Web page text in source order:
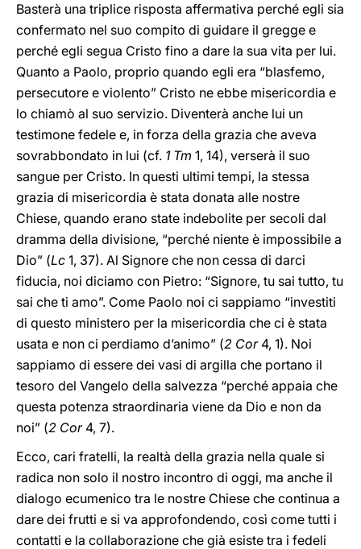
Basterà una triplice risposta affermativa perché egli sia
confermato nel suo compito di guidare il gregge e
perché egli segua Cristo fino a dare la sua vita per lui.
Quanto a Paolo, proprio quando egli era “blasfemo,
persecutore e violento” Cristo ne ebbe misericordia e
lo chiamò al suo servizio. Diventerà anche lui un
testimone fedele e, in forza della grazia che aveva
sovrabbondato in lui (cf. 1 Tm 1, 14), verserà il suo
sangue per Cristo. In questi ultimi tempi, la stessa
grazia di misericordia è stata donata alle nostre
Chiese, quando erano state indebolite per secoli dal
dramma della divisione, “perché niente è impossibile a
Dio” (Lc 1, 37). Al Signore che non cessa di darci
fiducia, noi diciamo con Pietro: “Signore, tu sai tutto, tu
sai che ti amo”. Come Paolo noi ci sappiamo “investiti
di questo ministero per la misericordia che ci è stata
usata e non ci perdiamo d’animo” (2 Cor4, 1). Noi
sappiamo di essere dei vasi di argilla che portano il
tesoro del Vangelo della salvezza “perché appaia che
questa potenza straordinaria viene da Dio e non da
noi” (2 Cor4, 7).
Ecco, cari fratelli, la realtà della grazia nella quale si
radica non solo il nostro incontro di oggi, ma anche il
dialogo ecumenico tra le nostre Chiese che continua a
dare dei frutti e si va approfondendo, così come tutti i
contatti e la collaborazione che già esiste tra i fedeli